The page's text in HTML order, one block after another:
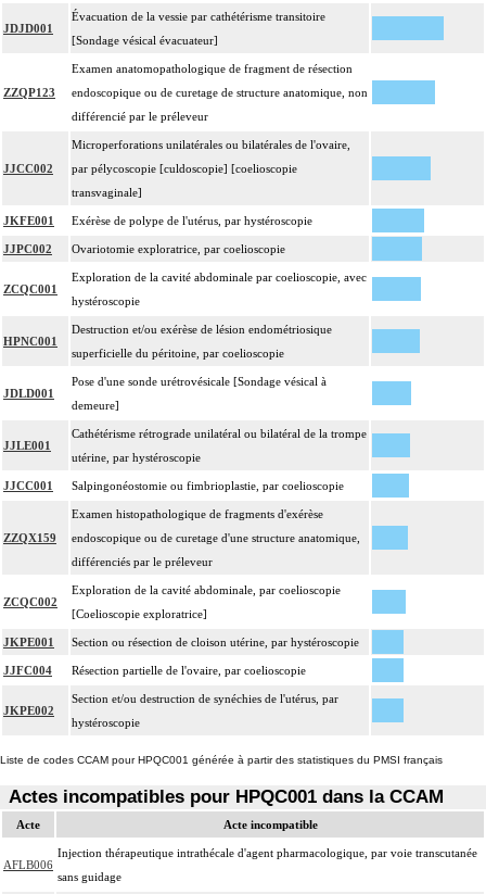
JDJD001
Évacuation de la vessie par cathétérisme transitoire
[Sondage vésical évacuateur]
ZZQP123
Examen anatomopathologique de fragment de résection
endoscopique ou de curetage de structure anatomique, non
différencié par le préleveur
JJCC002
Microperforations unilatérales ou bilatérales de l'ovaire,
par pélycoscopie [culdoscopie] [coelioscopie
transvaginale]
JKFE001 Exérèse de polype de l'utérus, par hystéroscopie
JJPC002 Ovariotomie exploratrice, par coelioscopie
ZCQC001
Exploration de la cavité abdominale par coelioscopie, avec
hystéroscopie
HPNC001
Destruction et/ou exérèse de lésion endométriosique
superficielle du péritoine, par coelioscopie
JDLD001
Pose d'une sonde urétrovésicale [Sondage vésical à
demeure]
JJLE001
Cathétérisme rétrograde unilatéral ou bilatéral de la trompe
utérine, par hystéroscopie
JJCC001 Salpingonéostomie ou fimbrioplastie, par coelioscopie
ZZQX159
Examen histopathologique de fragments d'exérèse
endoscopique ou de curetage d'une structure anatomique,
différenciés par le préleveur
ZCQC002
Exploration de la cavité abdominale, par coelioscopie
[Coelioscopie exploratrice]
JKPE001 Section ou résection de cloison utérine, par hystéroscopie
JJFC004 Résection partielle de l'ovaire, par coelioscopie
JKPE002
Section et/ou destruction de synéchies de l'utérus, par
hystéroscopie
Liste de codes CCAM pour HPQC001 générée à partir des statistiques du PMSI français
Actes incompatibles pour HPQC001 dans la CCAM
Acte Acte incompatible
AFLB006
Injection thérapeutique intrathécale d'agent pharmacologique, par voie transcutanée
sans guidage